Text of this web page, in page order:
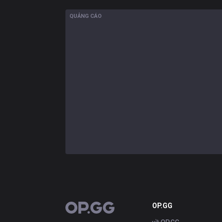
QUẢNG CÁO
OP.GG OP.GG